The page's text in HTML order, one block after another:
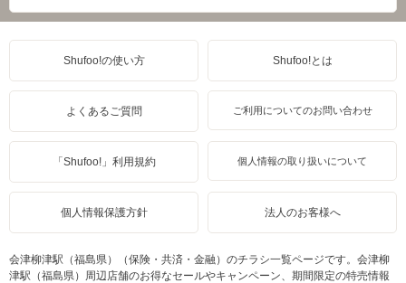
Shufoo!の使い方 Shufoo!とは
よくあるご質問 ご利用についてのお問い合わせ
「Shufoo!」利用規約 個人情報の取り扱いについて
個人情報保護方針 法人のお客様へ
会津柳津駅（福島県）（保険・共済・金融）のチラシ一覧ページです。会津柳
津駅（福島県）周辺店舗のお得なセールやキャンペーン、期間限定の特売情報